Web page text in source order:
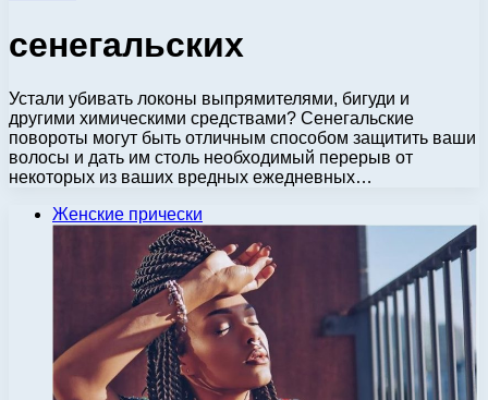
сенегальских
Устали убивать локоны выпрямителями, бигуди и
другими химическими средствами? Сенегальские
повороты могут быть отличным способом защитить ваши
волосы и дать им столь необходимый перерыв от
некоторых из ваших вредных ежедневных…
Женские прически